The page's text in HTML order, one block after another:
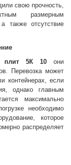
свою прочность,
размерным
также отсутствие
плит 5К 10они
Перевозка может
контейнерах, если
однако главным
максимально
необходимо
которое
распределяет